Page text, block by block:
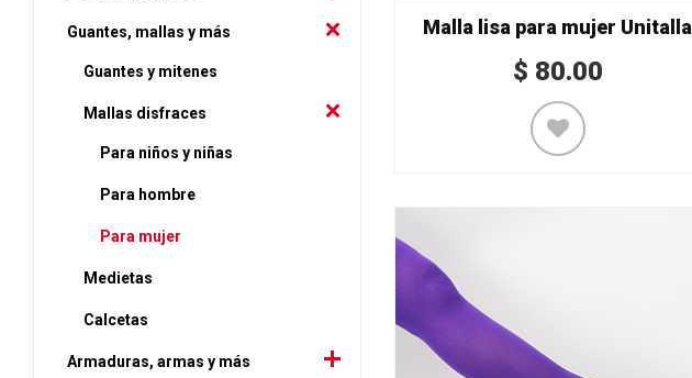
Guantes, mallas y más
Guantes y mitenes
Mallas disfraces
Para niños y niñas
Para hombre
Para mujer
Medietas
Calcetas
Armaduras, armas y más
Malla lisa para mujer Unitalla
$ 80.00